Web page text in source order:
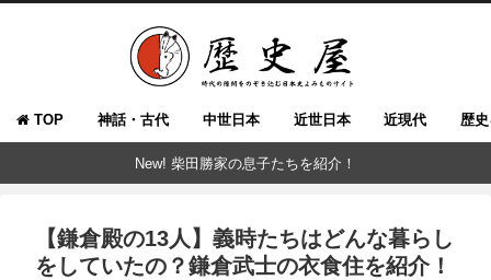
TOP 神話・古代 中世日本 近世日本 近現代 歴
New! 柴田勝家の息子たちを紹介！
【鎌倉殿の13人】義時たちはどんな暮らし
をしていたの？鎌倉武士の衣食住を紹介！